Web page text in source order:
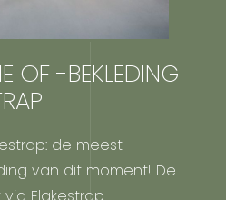
OF -BEKLEDING
de meest
van dit moment! De
Flakestrap